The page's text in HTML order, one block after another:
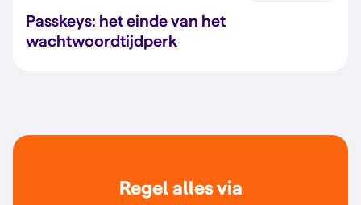
Passkeys: het einde van het
wachtwoordtijdperk
Regel alles via